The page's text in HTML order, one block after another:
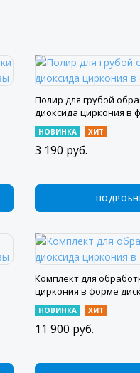
Полир для грубой
диоксида циркония в
НОВИНКА ХИТ
3 190 руб.
Комплект для
циркония в форме
НОВИНКА ХИТ
11 900 руб.